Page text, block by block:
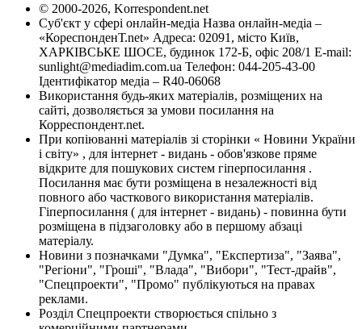
© 2000-2026, Korrespondent.net
Суб'єкт у сфері онлайн-медіа Назва онлайн-медіа –
«КореспонденТ.net» Адреса: 02091, місто Київ,
ХАРКІВСЬКЕ ШОСЕ, будинок 172-Б, офіс 208/1 E-mail:
sunlight@mediadim.com.ua Телефон: 044-205-43-00
Ідентифікатор медіа – R40-06068
Використання будь-яких матеріалів, розміщених на
сайті, дозволяється за умови посилання на
Корреспондент.net.
При копіюванні матеріалів зі сторінки « Новини України
і світу» , для інтернет - видань - обов'язкове пряме
відкрите для пошукових систем гіперпосилання .
Посилання має бути розміщена в незалежності від
повного або часткового використання матеріалів.
Гіперпосилання ( для інтернет - видань) - повинна бути
розміщена в підзаголовку або в першому абзаці
матеріалу.
Новини з позначками "Думка", "Експертиза", "Заява",
"Регіони", "Гроші", "Влада", "Вибори", "Тест-драйв",
"Спецпроекти", "Промо" публікуються на правах
реклами.
Розділ Спецпроекти створюється спільно з